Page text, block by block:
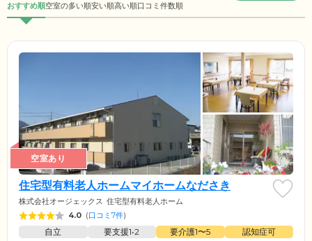
おすすめ順空室の多い順安い順高い順口コミ件数順
空室あり
住宅型有料老人ホームマイホームなださき
株式会社オージェックス 住宅型有料老人ホーム
4.0 (口コミ7件)
自立 要支援1•2 要介護1〜5
認知症可